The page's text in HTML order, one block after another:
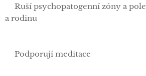
✅Ruší psychopatogenní zóny a
a rodinu
✅Podporují meditace